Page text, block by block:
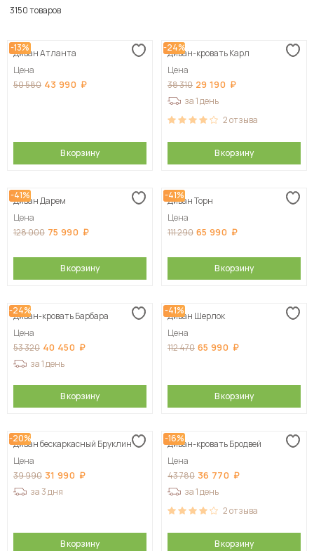
Сначала дорогие
3150 товаров
-13%
Диван Атланта
Цена
50 580 43 990
В корзину
-24%
Диван-кровать Карл
Цена
38 310 29 190
за 1 день
2отзыва
В корзину
-41%
Диван Дарем
Цена
128 000 75 990
В корзину
-41%
Диван Торн
Цена
111 290 65 990
В корзину
-24%
Диван-кровать Барбара
Цена
53 320 40 450
за 1 день
В корзину
-41%
Диван Шерлок
Цена
112 470 65 990
В корзину
-20%
Диван бескаркасный Бруклин
Цена
39 990 31 990
за 3 дня
В корзину
-16%
Диван-кровать Бродвей
Цена
43 780 36 770
за 1 день
2отзыва
В корзину